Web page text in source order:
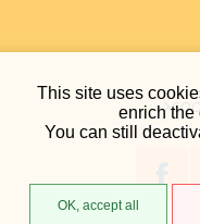
This site uses
enrich the
You can still
OK, accept all